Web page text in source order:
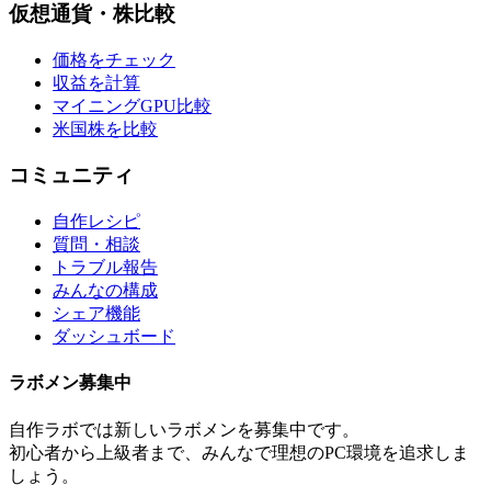
仮想通貨・株比較
価格をチェック
収益を計算
マイニングGPU比較
米国株を比較
コミュニティ
自作レシピ
質問・相談
トラブル報告
みんなの構成
シェア機能
ダッシュボード
ラボメン募集中
自作ラボでは新しいラボメンを募集中です。
初心者から上級者まで、みんなで理想のPC環境を追求しま
しょう。